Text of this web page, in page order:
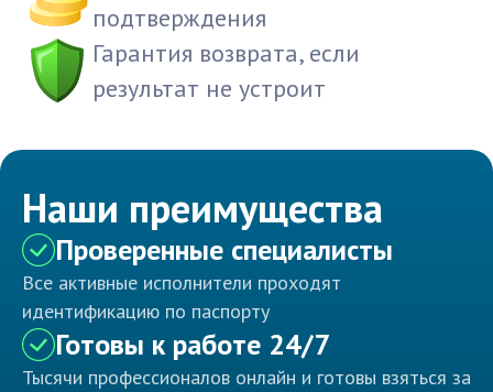
подтверждения
Гарантия возврата, если
результат не устроит
Наши преимущества
Проверенные специалисты
Все активные исполнители проходят
идентификацию по паспорту
Готовы к работе 24/7
Тысячи профессионалов онлайн и готовы взяться за